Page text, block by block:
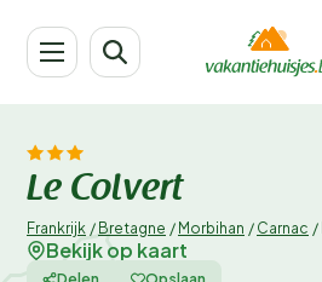
Le Colvert
Frankrijk / Bretagne / Morbihan / Carnac /
Bekijk op kaart
Delen Opslaan